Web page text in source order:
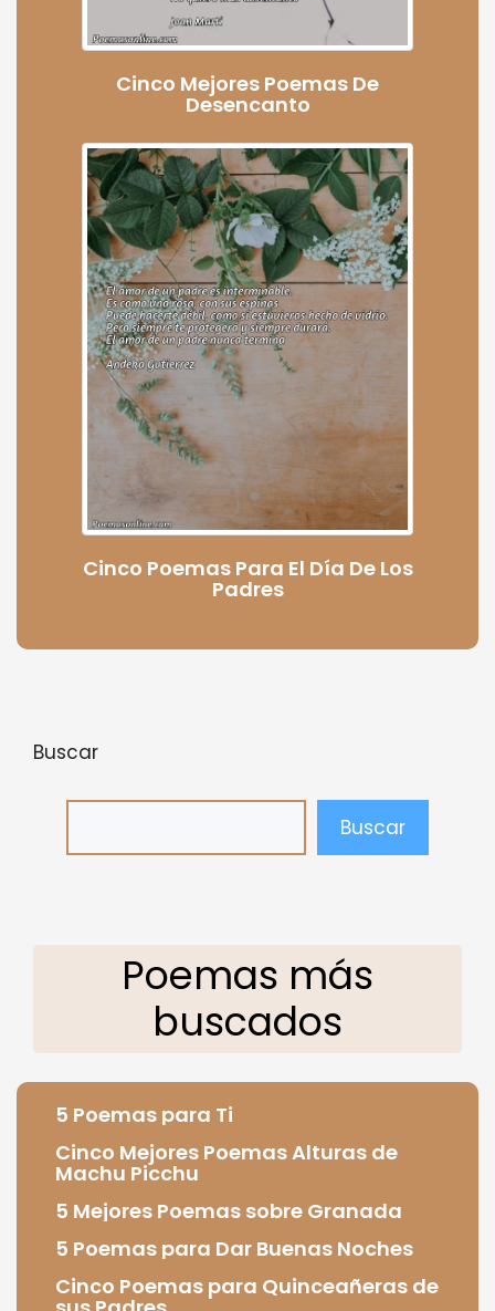
Cinco Mejores Poemas De
Desencanto
Cinco Poemas Para El Día De Los
Padres
Buscar
Buscar
Poemas más
buscados
5 Poemas para Ti
Cinco Mejores Poemas Alturas de
Machu Picchu
5 Mejores Poemas sobre Granada
5 Poemas para Dar Buenas Noches
Cinco Poemas para Quinceañeras de